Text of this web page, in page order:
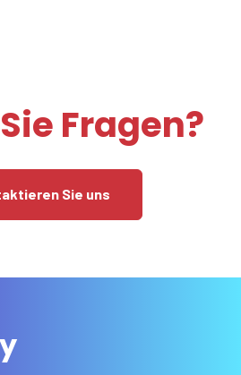
Fragen?
Sie uns